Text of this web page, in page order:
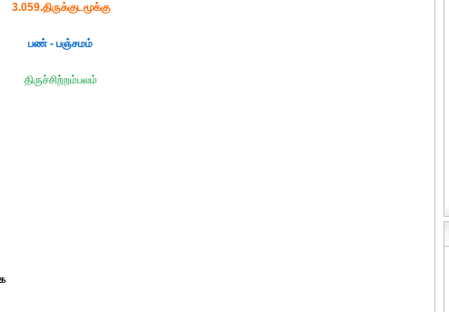
3.059.திருக்குடமூக்கு
பண் - பஞ்சமம்
திருச்சிற்றம்பலம்